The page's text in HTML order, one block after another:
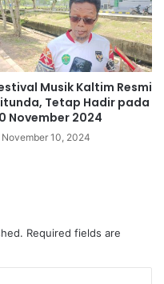
Musik Kaltim Resmi
Tetap Hadir pada
November 2024
November 10, 2024
Required fields are